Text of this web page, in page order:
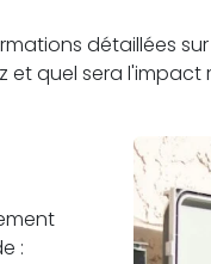
détaillées
quel sera l'impact
: